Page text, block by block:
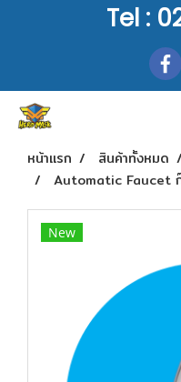
Tel :
หน้าแรก สินค้าทั้งหมด
Automatic Faucet
New